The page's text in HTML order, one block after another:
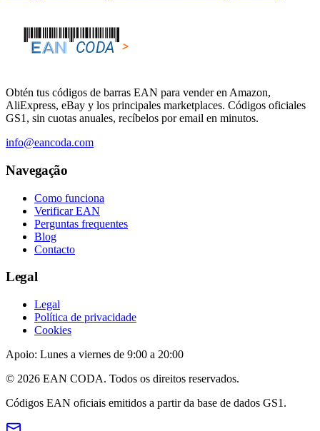
Obtén tus códigos de barras EAN para vender en Amazon,
AliExpress, eBay y los principales marketplaces. Códigos oficiales
GS1, sin cuotas anuales, recíbelos por email en minutos.
info@eancoda.com
Navegação
Como funciona
Verificar EAN
Perguntas frequentes
Blog
Contacto
Legal
Legal
Política de privacidade
Cookies
Apoio: Lunes a viernes de 9:00 a 20:00
© 2026 EAN CODA. Todos os direitos reservados.
Códigos EAN oficiais emitidos a partir da base de dados GS1.